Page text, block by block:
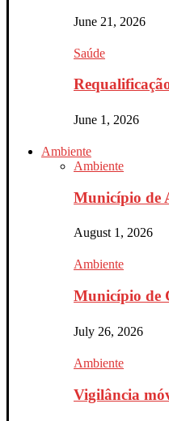
June 21, 2026
Saúde
June 1, 2026
Ambiente
Ambiente
Município de
August 1, 2026
Ambiente
Município de
July 26, 2026
Ambiente
Vigilância